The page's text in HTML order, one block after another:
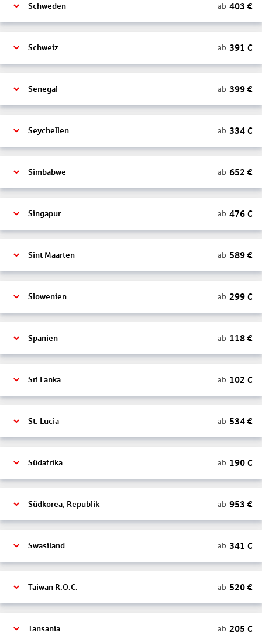
Schweden ab 403 €
Schweiz ab 391 €
Senegal ab 399€
Seychellen ab 334€
Simbabwe ab 652 €
Singapur ab 476€
Sint Maarten ab 589€
Slowenien ab 299€
Spanien ab 118€
Sri Lanka ab 102 €
St. Lucia ab 534€
Südafrika ab 190€
Südkorea, Republik ab 953 €
Swasiland ab 341 €
Taiwan R.O.C. ab 520€
Tansania ab 205 €